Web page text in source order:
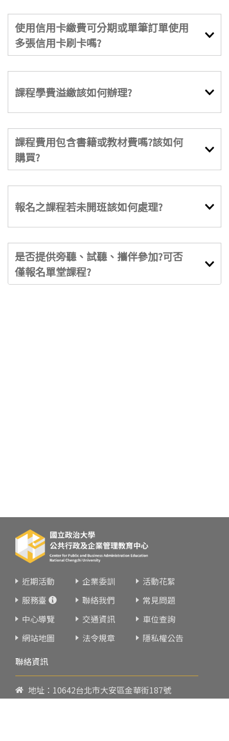
使用信用卡繳費可分期或單筆訂單使用
多張信用卡刷卡嗎?
課程學費溢繳該如何辦理?
課程費用包含書籍或教材費嗎?該如何
購買?
報名之課程若未開班該如何處理?
是否提供旁聽、試聽、攜伴參加?可否
僅報名單堂課程?
近期活動 企業委訓
活動花絮
服務臺
聯絡我們
常見問題
中心導覽
交通資訊
車位查詢
網站地圖
法令規章
隱私權公告
聯絡資訊
地址：10642台北市大安區金華街187號